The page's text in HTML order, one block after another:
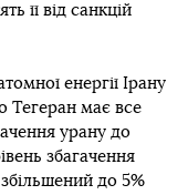
її від санкцій
енергії Ірану
Тегеран має все
урану до
збагачення
до 5%